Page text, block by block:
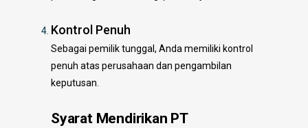
Kontrol Penuh
Sebagai pemilik tunggal, Anda memiliki kontrol
penuh atas perusahaan dan pengambilan
keputusan.
Syarat Mendirikan PT